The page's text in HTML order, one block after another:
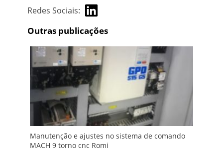
Redes Sociais:
Outras publicações
Manutenção e ajustes no sistema de comando
MACH 9 torno cnc Romi